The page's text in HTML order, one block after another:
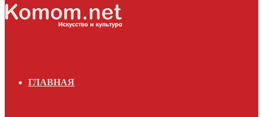
ГЛАВНАЯ